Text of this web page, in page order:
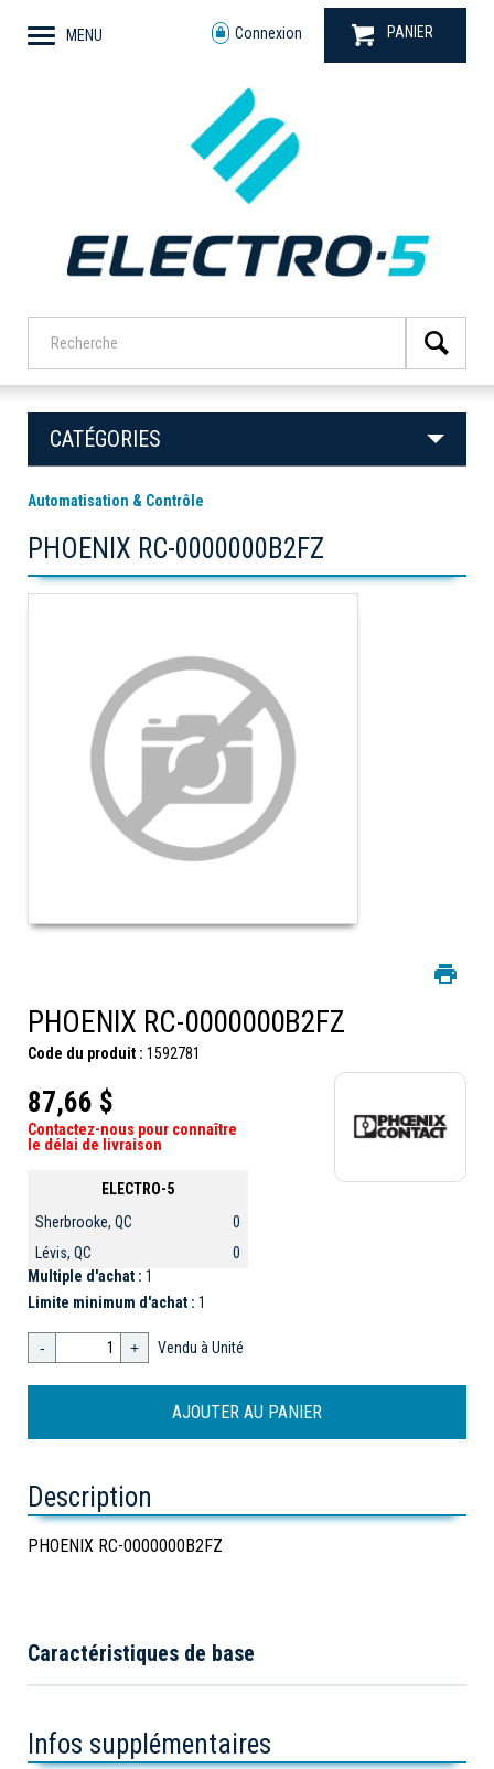
MENU Connexion PANIER
CATÉGORIES
Automatisation & Contrôle
PHOENIX RC-0000000B2FZ
PHOENIX RC-0000000B2FZ
Code du produit : 1592781
87,66 $
Contactez-nous pour connaître
le délai de livraison
ELECTRO-5
Sherbrooke, QC
0
Lévis, QC
0
Multiple d'achat : 1
Limite minimum d'achat : 1
- + Vendu à Unité
Description
PHOENIX RC-0000000B2FZ
Caractéristiques de base
Infos supplémentaires